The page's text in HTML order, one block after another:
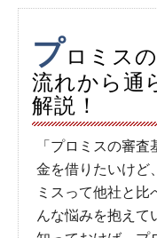
プロミス
流れから通
解説！
「プロミスの審
金を借りたいけど
ミスって他社と比
んな悩みを抱えて